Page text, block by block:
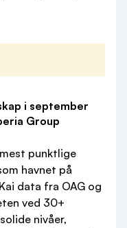
i september
Group
punktlige
havnet på
data fra OAG og
ved 30+
nivåer,